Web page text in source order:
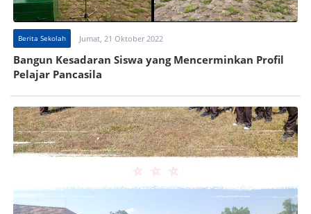
Berita Sekolah Jumat, 21 Oktober 2022
Bangun Kesadaran Siswa yang Mencerminkan Profil
Pelajar Pancasila